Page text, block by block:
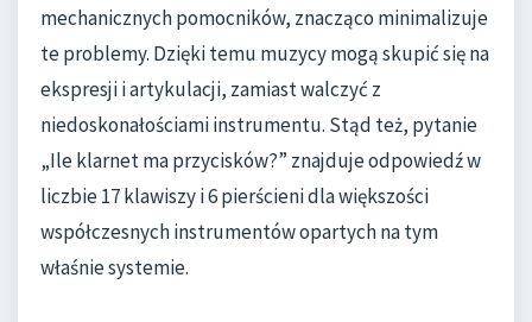
mechanicznych pomocników, znacząco minimalizuje
te problemy. Dzięki temu muzycy mogą skupić się na
ekspresji i artykulacji, zamiast walczyć z
niedoskonałościami instrumentu. Stąd też, pytanie
„Ile klarnet ma przycisków?” znajduje odpowiedź w
liczbie 17 klawiszy i 6 pierścieni dla większości
współczesnych instrumentów opartych na tym
właśnie systemie.